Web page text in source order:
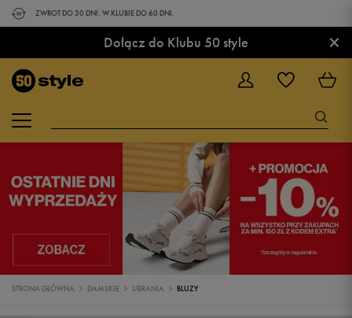
ZWROT DO 30 DNI. W KLUBIE DO 60 DNI.
Dołącz do Klubu 50 style ×
STRONA GŁÓWNA DAMSKIE UBRANIA BLUZY